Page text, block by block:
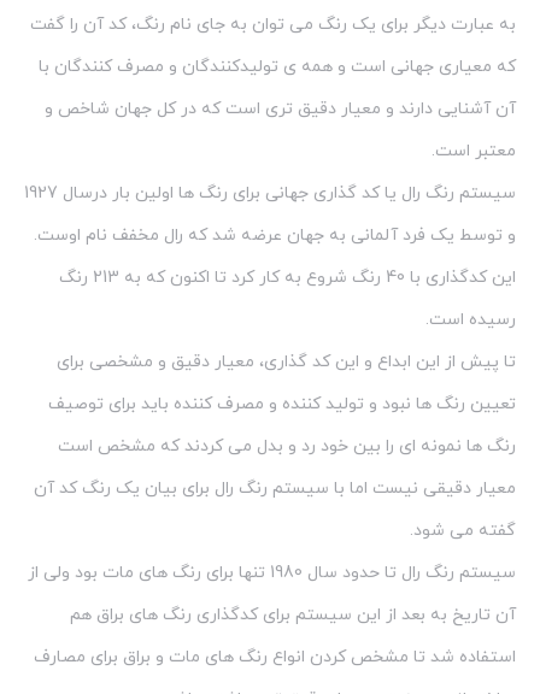
به عبارت دیگر برای یک رنگ می توان به جای نام رنگ، کد آن را گفت
که معیاری جهانی است و همه ی تولیدکنندگان و مصرف کنندگان با
آن آشنایی دارند و معیار دقیق تری است که در کل جهان شاخص و
معتبر است.
سیستم رنگ رال یا کد گذاری جهانی برای رنگ ها اولین بار درسال 1927
و توسط یک فرد آلمانی به جهان عرضه شد که رال مخفف نام اوست.
این کدگذاری با 40 رنگ شروع به کار کرد تا اکنون که به 213 رنگ
رسیده است.
تا پیش از این ابداع و این کد گذاری، معیار دقیق و مشخصی برای
تعیین رنگ ها نبود و تولید کننده و مصرف کننده باید برای توصیف
رنگ ها نمونه ای را بین خود رد و بدل می کردند که مشخص است
معیار دقیقی نیست اما با سیستم رنگ رال برای بیان یک رنگ کد آن
گفته می شود.
سیستم رنگ رال تا حدود سال 1980 تنها برای رنگ های مات بود ولی از
آن تاریخ به بعد از این سیستم برای کدگذاری رنگ های براق هم
استفاده شد تا مشخص کردن انواع رنگ های مات و براق برای مصارف